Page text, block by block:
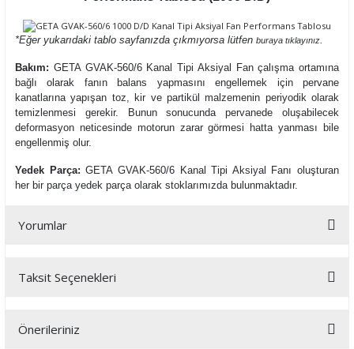
*Eğer yukarıdaki tablo sayfanızda çıkmıyorsa lütfen buraya tıklayınız.
Bakım: GETA GVAK-560/6 Kanal Tipi Aksiyal Fan çalışma ortamına
bağlı olarak fanın balans yapmasını engellemek için pervane
kanatlarına yapışan toz, kir ve partikül malzemenin periyodik olarak
temizlenmesi gerekir. Bunun sonucunda pervanede oluşabilecek
deformasyon neticesinde motorun zarar görmesi hatta yanması bile
engellenmiş olur.
Yedek Parça: GETA GVAK-560/6 Kanal Tipi Aksiyal Fanı oluşturan
her bir parça yedek parça olarak stoklarımızda bulunmaktadır.
Yorumlar
Bu ürüne ilk yorumu siz yapın!
Taksit Seçenekleri
Önerileriniz